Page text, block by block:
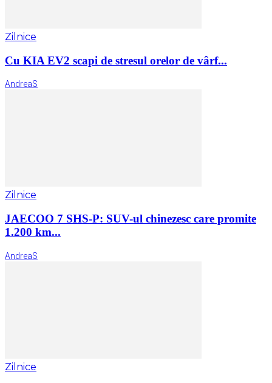
Zilnice
Cu KIA EV2 scapi de stresul orelor de vârf...
AndreaS
Zilnice
JAECOO 7 SHS-P: SUV-ul chinezesc care promite
1.200 km...
AndreaS
Zilnice